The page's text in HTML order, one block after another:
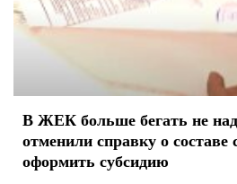
В ЖЕК больше бегать не
отменили справку о составе
оформить субсидию